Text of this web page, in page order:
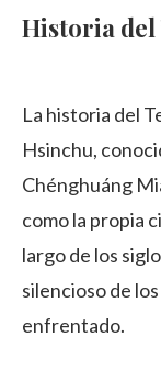
Historia del
La historia del
Hsinchu,
Chénghuáng
como la propia
largo de los
silencioso de
enfrentado.